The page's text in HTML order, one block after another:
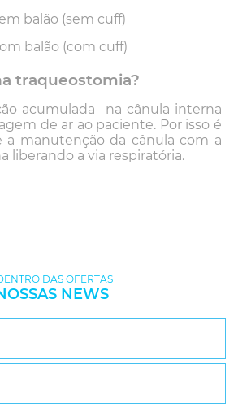
balão (sem cuff)
balão (com cuff)
traqueostomia?
acumulada na cânula interna
de ar ao paciente. Por isso é
manutenção da cânula com a
liberando a via respiratória.
DAS OFERTAS
NEWS